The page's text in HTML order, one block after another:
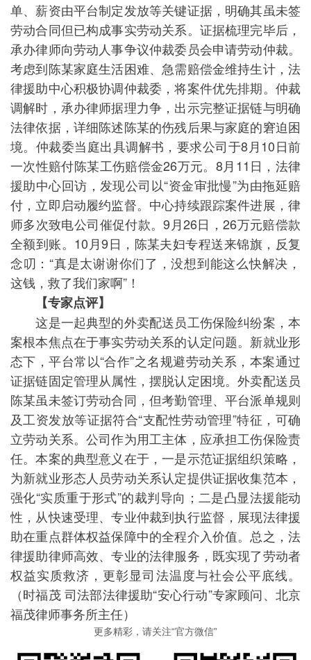
单、薪资由平台制定发放等关键证据，明确其虽未签
劳动合同但已构成事实劳动关系。证据梳理完毕后，
承办律师向劳动人事争议仲裁委员会申请劳动仲裁。
考虑到陈某家庭生活困难、急需赔偿金维持生计，法
律援助中心积极协调仲裁委，将案件优先排期。仲裁
调解时，承办律师据理力争，出示完整证据链与明确
法律依据，详细陈述陈某的伤残后果与家庭的窘迫困
境。仲裁委当庭出具调解书，要求公司于8月10日前
一次性赔付陈某工伤赔偿金26万元。8月11日，法律
援助中心回访，发现公司以“资金审批慢”为由拖延赔
付，立即启动履约监督。中心持续跟踪案件进展，律
师多次致电公司催促付款。9月26日，26万元赔偿款
全额到账。10月9日，陈某夫妇专程送来锦旗，反复
念叨：“真是太谢谢你们了，没想到能这么快解决，
这钱，救了我们家啊”！
【专家点评】
这是一起典型的外卖配送员工伤保险纠纷案，本
案根本焦点在于事实劳动关系的认定问题。新就业形
态下，平台常以“合作”之名规避劳动关系，本案通过
证据链固定管理从属性，摆脱认定困境。外卖配送员
陈某虽未签订劳动合同，但考勤管理、平台派单规则
及工资发放等证据符合“支配性劳动管理”特征，可确
立劳动关系。公司作为用工主体，应承担工伤保险责
任。本案的典型意义在于，一是示范证据组织策略，
为新就业形态人员劳动关系认定提供证据收集范本，
强化“实质重于形式”的裁判导向；二是凸显法援能动
性，从快速受理、专业仲裁到执行监督，展现法律援
助在重点群体权益保障中的全程介入价值。总之，法
律援助律师高效、专业的法律服务，既实现了劳动者
权益实质救济，更彰显司法温度与社会公平底线。
（时福茂 司法部法律援助“安心行动”专家顾问、北京
福茂律师事务所主任）
更多精彩，请关注“官方微信”